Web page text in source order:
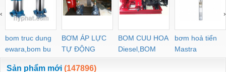
bom truc dung
ewara,bom bu
ewara
BƠM ÁP LỰC
TỰ ĐỘNG
BOM CUU HOA
Diesel,BOM
CHUA CHAY
bơm hoả tiển
Mastra
‹ ›
Sản phẩm mới (147896)